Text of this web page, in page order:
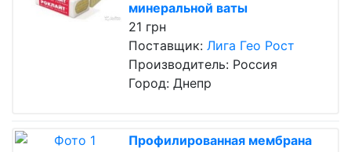
минеральной ваты
21 грн
Поставщик: Лига Гео Рост
Производитель: Россия
Город: Днепр
Профилированная мембрана